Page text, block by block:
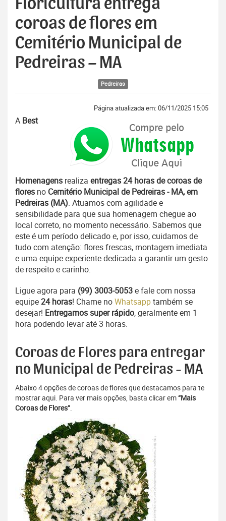
Floricultura entrega
coroas de flores em
Cemitério Municipal de
Pedreiras – MA
Pedreiras
Página atualizada em: 06/11/2025 15:05
A Best
Homenagens realiza entregas 24 horas de coroas de
flores no Cemitério Municipal de Pedreiras - MA, em
Pedreiras (MA). Atuamos com agilidade e
sensibilidade para que sua homenagem chegue ao
local correto, no momento necessário. Sabemos que
este é um período delicado e, por isso, cuidamos de
tudo com atenção: flores frescas, montagem imediata
e uma equipe experiente dedicada a garantir um gesto
de respeito e carinho.
Ligue agora para (99) 3003-5053e fale com nossa
equipe24 horas! Chame noWhatsapptambém se
desejar! Entregamos super rápido, geralmente em 1
hora podendo levar até 3 horas.
Coroas de Flores para entregar
no Municipal de Pedreiras - MA
Abaixo 4 opções de coroas de flores que destacamos para te
mostrar aqui. Para ver mais opções, basta clicar em“Mais
Coroas de Flores”.